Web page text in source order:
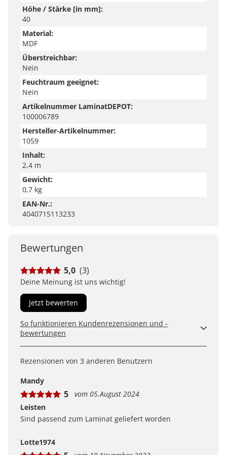
Höhe / Stärke [in mm]:
40
Material:
MDF
Überstreichbar:
Nein
Feuchtraum geeignet:
Nein
Artikelnummer LaminatDEPOT:
100006789
Hersteller-Artikelnummer:
1059
Inhalt:
2,4 m
Gewicht:
0,7 kg
EAN-Nr.:
4040715113233
Bewertungen
5,0 (3)
Deine Meinung ist uns wichtig!
Jetzt bewerten
So funktionieren Kundenrezensionen und -
bewertungen
zu können. Uns ist wichtig, transparent zu zeigen, wie
Hinweis Verifizierter Kauf bedeutet.
Erfahren Sie mehr darüber, wie Kundenbewertungen
bei uns funktionieren
Rezensionen von 3 anderen Benutzern
Mandy
5
vom 05.August 2024
Leisten
Sind passend zum Laminat geliefert worden
Lotte1974